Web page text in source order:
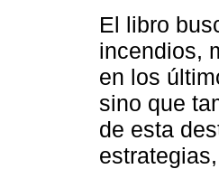
El libro
incendios,
en los
sino que
de esta